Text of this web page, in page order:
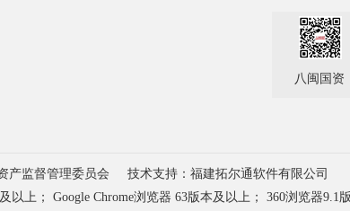
八闽国资
产监督管理委员会
技术支持：福建拓尔通软件有限公司
上； Google Chrome浏览器 63版本及以上； 360浏览器9.1